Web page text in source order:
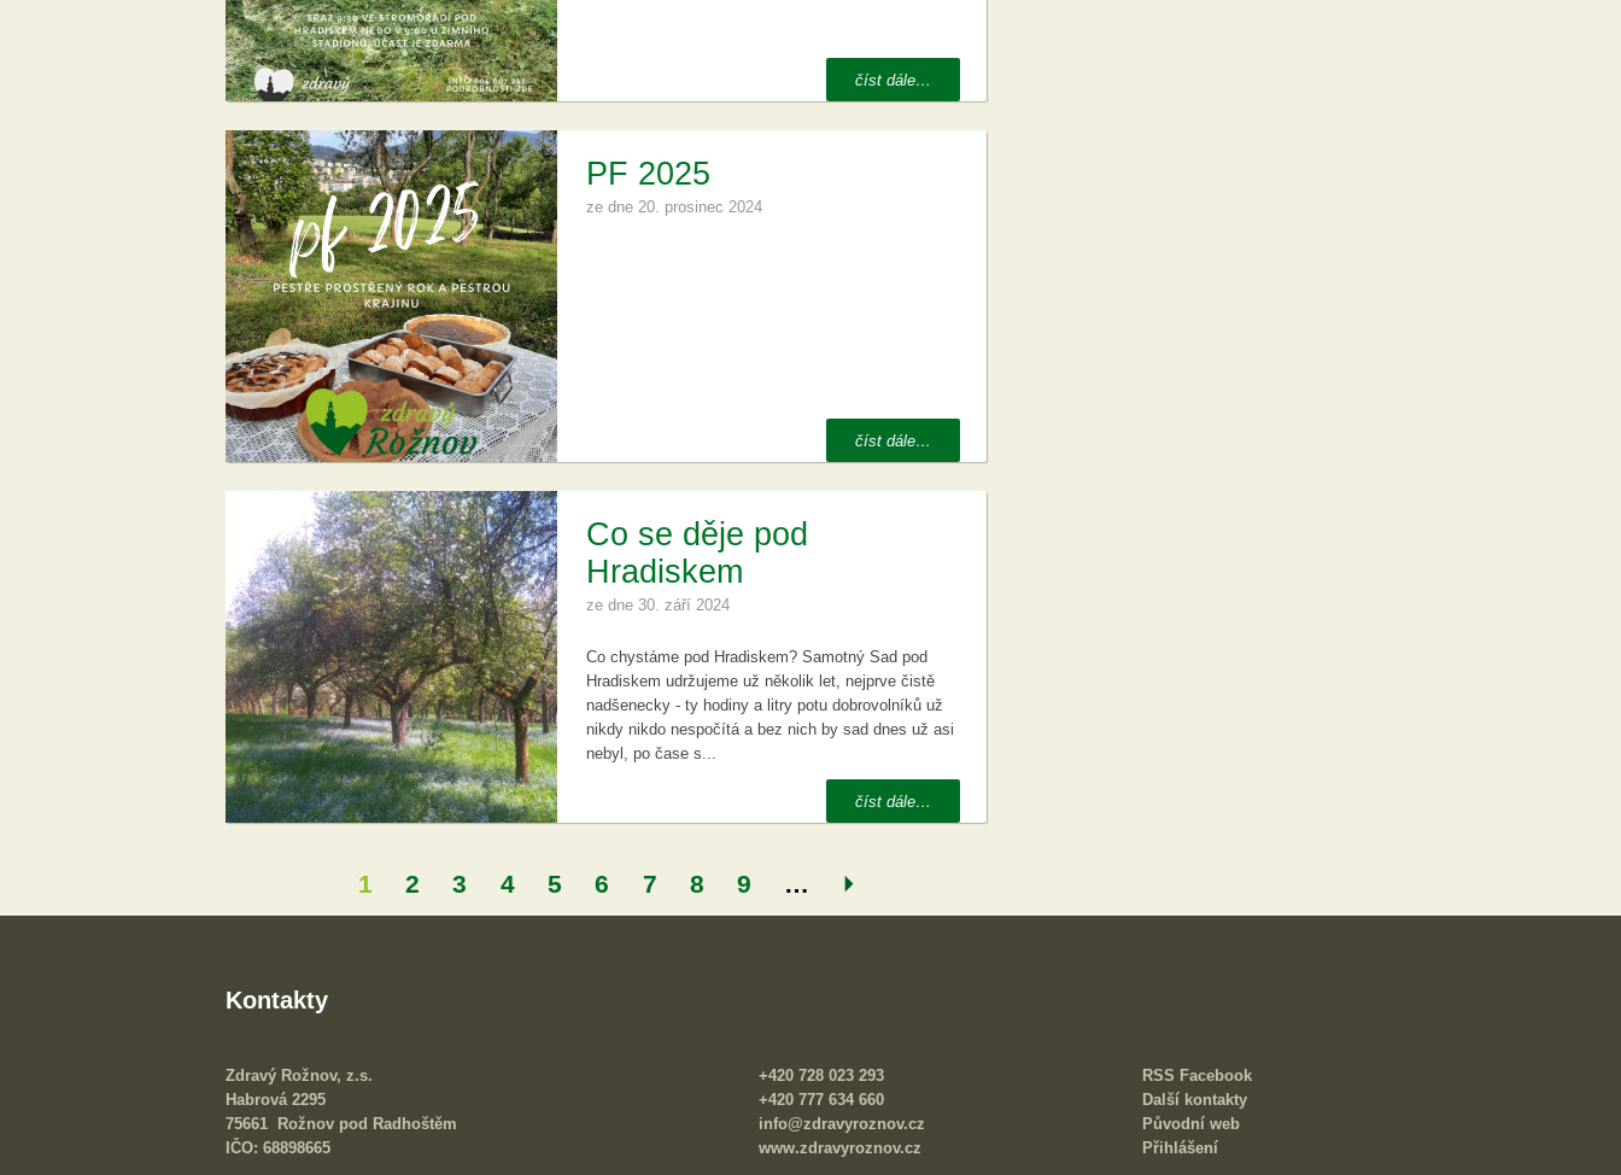
číst dále…
PF 2025
ze dne 20. prosinec 2024
číst dále…
Co se děje pod
Hradiskem
ze dne 30. září 2024
Co chystáme pod Hradiskem? Samotný Sad pod
Hradiskem udržujeme už několik let, nejprve čistě
nadšenecky - ty hodiny a litry potu dobrovolníků už
nikdy nikdo nespočítá a bez nich by sad dnes už asi
nebyl, po čase s...
číst dále…
1 2 3 4 5 6 7 8 9 …
Kontakty
Zdravý Rožnov, z.s.
Habrová 2295
75661 Rožnov pod Radhoštěm
IČO: 68898665
+420 728 023 293
+420 777 634 660
info@zdravyroznov.cz
www.zdravyroznov.cz
RSS Facebook
Další kontakty
Původní web
Přihlášení